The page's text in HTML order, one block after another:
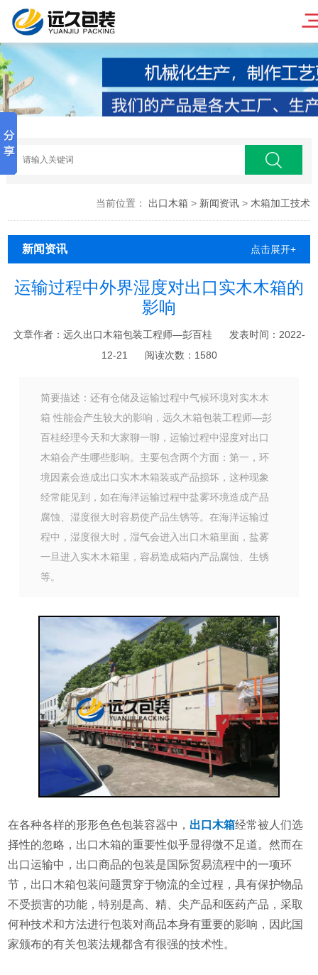
当前位置： 出口木箱 > 新闻资讯> 木箱加工技术
新闻资讯 点击展开+
运输过程中外界湿度对出口实木木箱的
影响
文章作者：远久出口木箱包装工程师—彭百桂
发表时间：2022-
12-21
阅读次数： 1580
简要描述：还有仓储及运输过程中气候环境对实木木
箱 性能会产生较大的影响，远久木箱包装工程师—彭
百桂经理今天和大家聊一聊，运输过程中湿度对出口
木箱会产生哪些影响。主要包含两个方面：第一，环
境因素会造成出口实木木箱装或产品损坏，这种现象
经常能见到，如在海洋运输过程中盐雾环境造成产品
腐蚀、湿度很大时容易使产品生锈等。在海洋运输过
程中，湿度很大时，湿气会进入出口木箱里面，盐雾
一旦进入实木木箱里，容易造成箱内产品腐蚀、生锈
等。
在各种各样的形形色色包装容器中， 出口木箱经常被人们选
择性的忽略，出口木箱的重要性似乎显得微不足道。然而在
出口运输中，出口商品的包装是国际贸易流程中的一项环
节，出口木箱包装问题贯穿于物流的全过程，具有保护物品
不受损害的功能，特别是高、精、尖产品和医药产品，采取
何种技术和方法进行包装对商品本身有重要的影响，因此国
家颁布的有关包装法规都含有很强的技术性。